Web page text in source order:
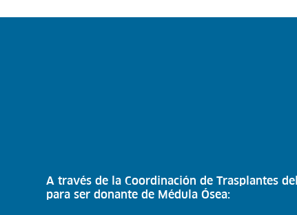
A través de la Coordinación de Trasplantes
para ser donante de Médula Ósea: